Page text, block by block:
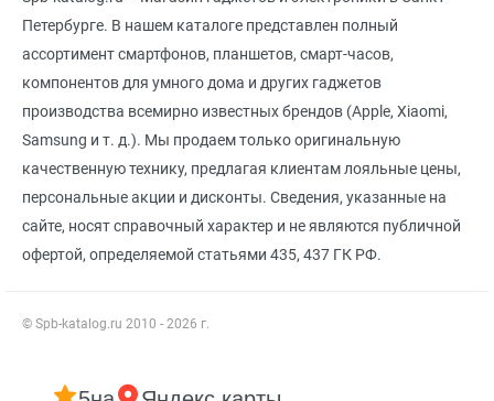
Петербурге. В нашем каталоге представлен полный
ассортимент смартфонов, планшетов, смарт-часов,
компонентов для умного дома и других гаджетов
производства всемирно известных брендов (Apple, Xiaomi,
Samsung и т. д.). Мы продаем только оригинальную
качественную технику, предлагая клиентам лояльные цены,
персональные акции и дисконты. Сведения, указанные на
сайте, носят справочный характер и не являются публичной
офертой, определяемой статьями 435, 437 ГК РФ.
© Spb-katalog.ru 2010 - 2026 г.